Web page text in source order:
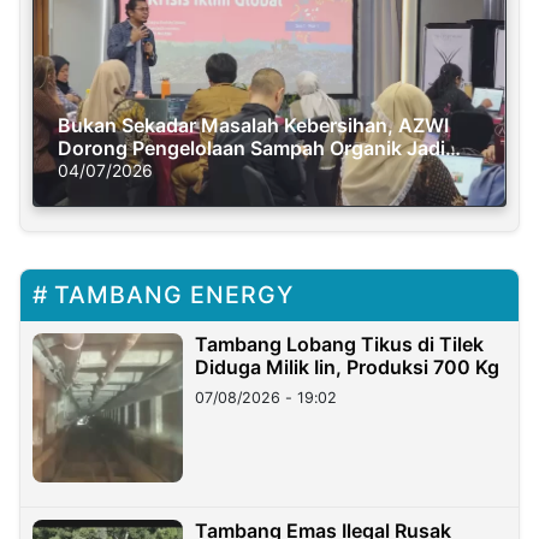
Bukan Sekadar Masalah Kebersihan, AZWI
Dorong Pengelolaan Sampah Organik Jadi
Solusi Krisis Iklim
04/07/2026
TAMBANG ENERGY
Tambang Lobang Tikus di Tilek
Diduga Milik Iin, Produksi 700 Kg
07/08/2026 - 19:02
Tambang Emas Ilegal Rusak